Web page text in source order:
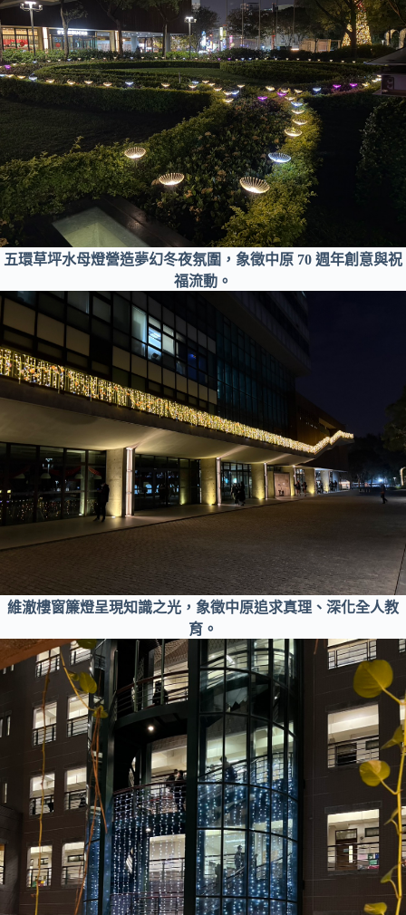
五環草坪水母燈營造夢幻冬夜氛圍，象徵中原 70 週年創意與祝
福流動。
維澈樓窗簾燈呈現知識之光，象徵中原追求真理、深化全人教
育。